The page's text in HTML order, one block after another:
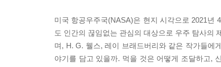
미국 항공우주국(NASA)은 현지 시각으로 2021년
도 인간의 끊임없는 관심의 대상으로 우주 탐사의
며, H. G. 웰스, 레이 브래드버리와 같은 작가들에
야기를 담고 있을까. 먹을 것은 어떻게 조달하고,